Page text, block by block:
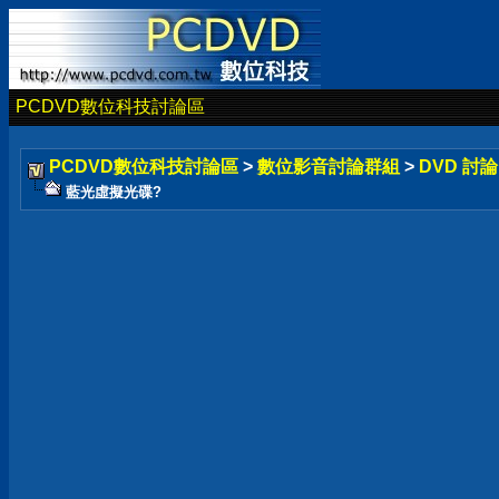
PCDVD數位科技討論區
PCDVD數位科技討論區 > 數位影音討論群組 > DVD 討
藍光虛擬光碟?